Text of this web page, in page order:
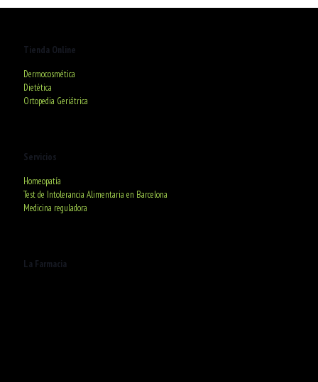
Tienda Online
Dermocosmética
Dietética
Ortopedia Geriátrica
Servicios
Homeopatía
Test de Intolerancia Alimentaria en Barcelona
Medicina reguladora
La Farmacia